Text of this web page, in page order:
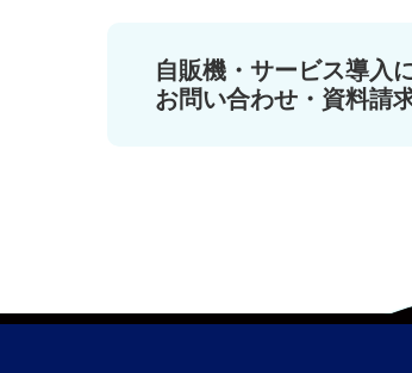
自販機・サービス導入
お問い合わせ・資料請